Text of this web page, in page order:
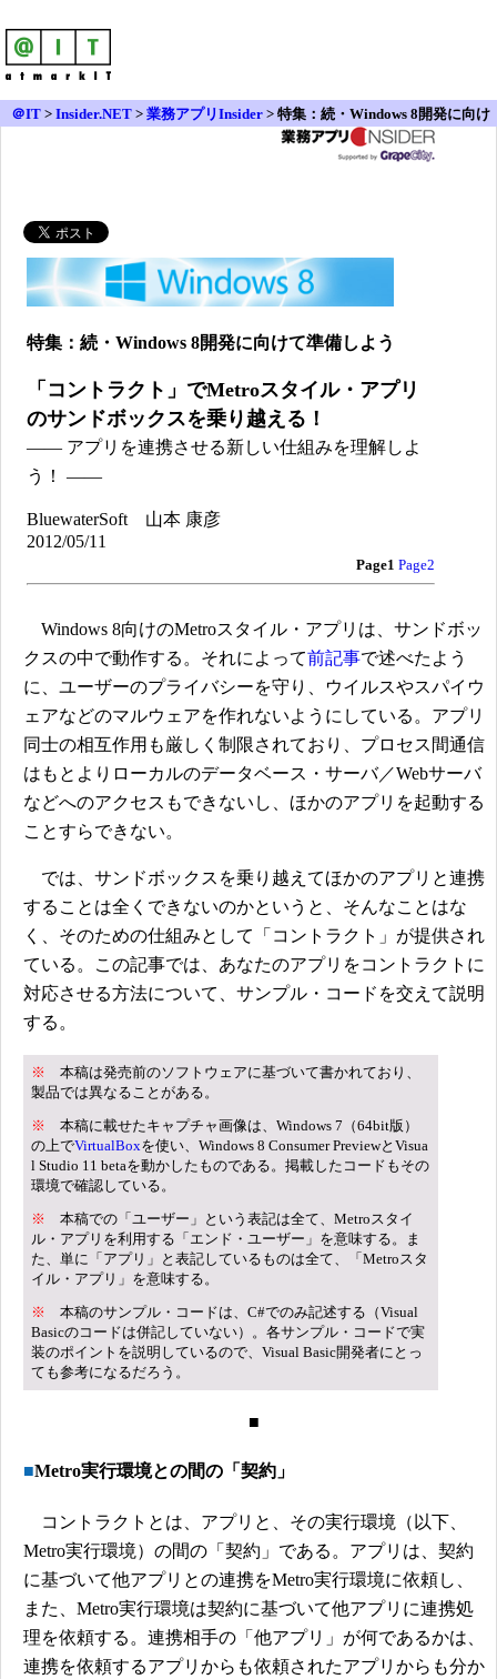
＠IT > Insider.NET > 業務アプリInsider > 特集：続・Windows 8開発に向け
て準備しよう > 「コントラクト」でMetroスタイル・アプリのサンドボック
特集：続・Windows 8開発に向けて準備しよう
「コントラクト」でMetroスタイル・アプリ
のサンドボックスを乗り越える！
―― アプリを連携させる新しい仕組みを理解しよ
う！ ――
BluewaterSoft 山本 康彦
2012/05/11
Page1 Page2
Windows 8向けのMetroスタイル・アプリは、サンドボッ
クスの中で動作する。それによって前記事で述べたよう
に、ユーザーのプライバシーを守り、ウイルスやスパイウ
ェアなどのマルウェアを作れないようにしている。アプリ
同士の相互作用も厳しく制限されており、プロセス間通信
はもとよりローカルのデータベース・サーバ／Webサーバ
などへのアクセスもできないし、ほかのアプリを起動する
ことすらできない。
では、サンドボックスを乗り越えてほかのアプリと連携
することは全くできないのかというと、そんなことはな
く、そのための仕組みとして「コントラクト」が提供され
ている。この記事では、あなたのアプリをコントラクトに
対応させる方法について、サンプル・コードを交えて説明
する。
※
本稿は発売前のソフトウェアに基づいて書かれており、
製品では異なることがある。
※
本稿に載せたキャプチャ画像は、Windows 7（64bit版）
の上でVirtualBoxを使い、Windows 8 Consumer PreviewとVisua
l Studio 11 betaを動かしたものである。掲載したコードもその
環境で確認している。
※
本稿での「ユーザー」という表記は全て、Metroスタイ
ル・アプリを利用する「エンド・ユーザー」を意味する。ま
た、単に「アプリ」と表記しているものは全て、「Metroスタ
イル・アプリ」を意味する。
※
本稿のサンプル・コードは、C#でのみ記述する（Visual
Basicのコードは併記していない）。各サンプル・コードで実
装のポイントを説明しているので、Visual Basic開発者にとっ
ても参考になるだろう。
■
■Metro実行環境との間の「契約」
コントラクトとは、アプリと、その実行環境（以下、
Metro実行環境）の間の「契約」である。アプリは、契約
に基づいて他アプリとの連携をMetro実行環境に依頼し、
また、Metro実行環境は契約に基づいて他アプリに連携処
理を依頼する。連携相手の「他アプリ」が何であるかは、
連携を依頼するアプリからも依頼されたアプリからも分か